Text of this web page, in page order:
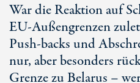
War die Reaktion auf
EU-Außengrenzen
Push-backs und
nur, aber besonders
Grenze zu Belarus –